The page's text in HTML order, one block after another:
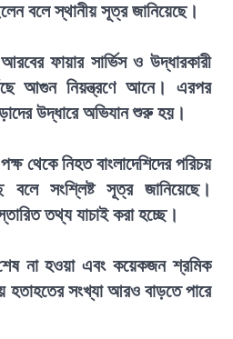
বলে স্থানীয় সূত্র জানিয়েছে।
ফায়ার সার্ভিস ও উদ্ধারকারী
আগুন নিয়ন্ত্রণে আনে। এরপর
উদ্ধারে অভিযান শুরু হয়।
থেকে নিহত বাংলাদেশিদের পরিচয়
বলে সংশ্লিষ্ট সূত্র জানিয়েছে।
তথ্য যাচাই করা হচ্ছে।
না হওয়া এবং কয়েকজন শ্রমিক
সংখ্যা আরও বাড়তে পারে